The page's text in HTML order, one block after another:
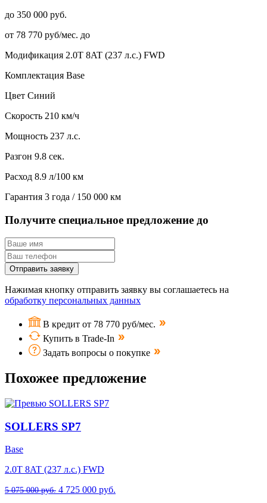
до 350 000 руб.
от 78 770 руб/мес. до
Модификация 2.0T 8AT (237 л.с.) FWD
Комплектация Base
Цвет Синий
Скорость 210 км/ч
Мощность 237 л.с.
Разгон 9.8 сек.
Расход 8.9 л/100 км
Гарантия 3 года / 150 000 км
Получите специальное предложение до
Отправить заявку
Нажимая кнопку отправить заявку вы соглашаетесь на
обработку персональных данных
В кредит от 78 770 руб/мес.
Купить в Trade-In
Задать вопросы о покупке
Похожее предложение
SOLLERS SP7
Base
2.0T 8AT (237 л.с.) FWD
5 075 000 руб. 4 725 000 руб.